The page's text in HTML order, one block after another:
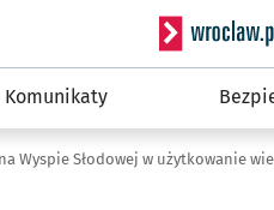
Serwis
Komunikaty
Wyspie Słodowej w użytkowanie